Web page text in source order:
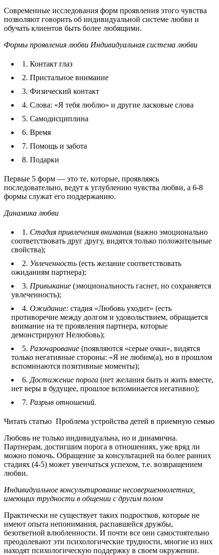
Современные исследования форм проявления этого чувства
позволяют говорить об индивидуальной системе любви и
обучать клиентов быть более любящими.
Формы проявления любви Индивидуальная система любви
1. Контакт глаз
2. Пристальное внимание
3. Физический контакт
4. Слова: «Я тебя люблю» и другие ласковые слова
5. Самодисциплина
6. Время
7. Помощь и забота
8. Подарки
Первые 5 форм — это те, которые, проявляясь
последовательно, ведут к углублению чувства любви, а 6-8
формы служат его поддержанию.
Динамика любви
1. Стадия привлечения внимания (важно эмоционально
соответствовать друг другу, видятся только положительные
свойства);
2. Увлеченность (есть желание соответствовать
ожиданиям партнера);
3. Привыкание (эмоциональность гаснет, но сохраняется
увлеченность);
4. Ожидание: стадия «Любовь уходит» (есть
противоречие между долгом и удовольствием, обращается
внимание на те проявления партнера, которые
демонстрируют Нелюбовь);
5. Разочарование (появляются «серые очки», видятся
только негативные стороны: «Я не любим(а), но в прошлом
вспоминаются позитивные моменты);
6. Достижение порога (нет желания быть и жить вместе,
нет веры в будущее, прошлое вспоминается негативно);
7. Разрыв отношений.
Читать статью Проблема устройства детей в приемную семью
Любовь не только индивидуальна, но и динамична.
Партнерам, достигшим порога в отношениях, уже вряд ли
можно помочь. Обращение за консультацией на более ранних
стадиях (4-5) может увенчаться успехом, т.е. возвращением
любви.
Индивидуальное консультирование несовершеннолетних,
имеющих трудности в общении с другим полом
Практически не существует таких подростков, которые не
имеют опыта непонимания, распавшейся дружбы,
безответной влюбленности. И почти все они самостоятельно
преодолевают эти психологические трудности, многие из них
находят психологическую поддержку в своем окружении.